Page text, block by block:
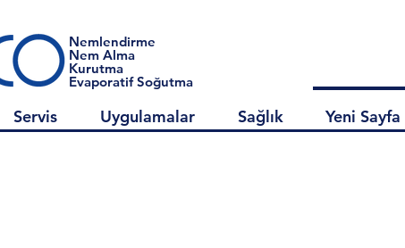
Nemlendirme
Nem Alma
Kurutma
Evaporatif Soğutma
Servis Uygulamalar Sağlık Yeni Sayfa